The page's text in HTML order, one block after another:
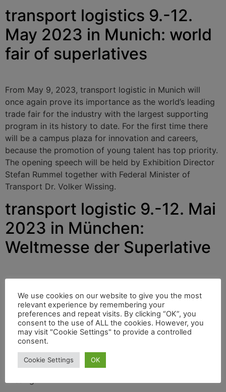
transport logistics 9.-12.
May 2023 in Munich: world
fair of superlatives
From May 9, 2023, transport logistic in Munich will
once again prove its importance as the world’s leading
trade fair for the industry with the largest supporting
program in its history to date. For the first time there
will be a campus plaza for innovation and careers,
because the promotion of young talent has top priority.
The opening speech will be held by Exhibition Director
Stefan Rummel together with Federal Minister of
Transport Dr. Volker Wissing.
transport logistic 9.-12. Mai
2023 in München:
Weltmesse der Superlative
München erneut ihre Bedeutung als Weltleitmesse der
Branche durch das bislang größte Rahmenprogramm
ihrer Geschichte. Erstmals wird es eine Campus Plaza
für Innovation und Karriere geben, denn die
Nachwuchsförderung hat oberste Priorität. Die
Eröffnungsrede hält Messechef Stefan Rummel
gemeinsam mit Bundesverkehrsminister Dr. Volker
Wissing.
We use cookies on our website to give you the most
relevant experience by remembering your
preferences and repeat visits. By clicking “OK”, you
consent to the use of ALL the cookies. However, you
may visit "Cookie Settings" to provide a controlled
consent.
Cookie Settings OK